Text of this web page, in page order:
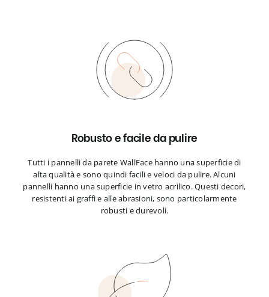
Robusto e facile da pulire
Tutti i pannelli da parete WallFace hanno una superficie di
alta qualità e sono quindi facili e veloci da pulire. Alcuni
pannelli hanno una superficie in vetro acrilico. Questi decori,
resistenti ai graffi e alle abrasioni, sono particolarmente
robusti e durevoli.